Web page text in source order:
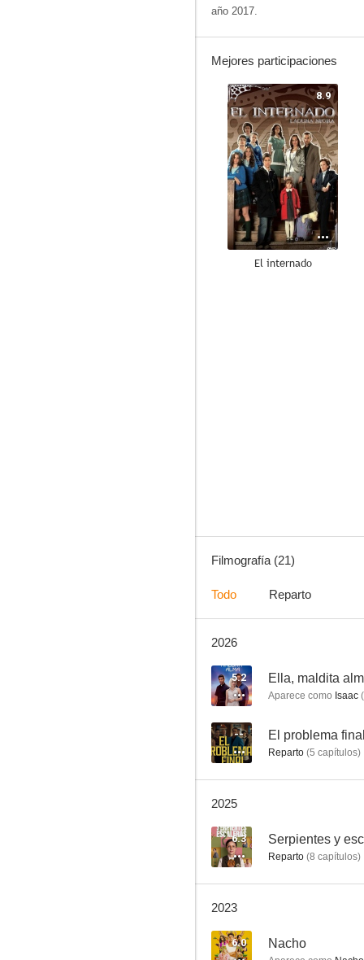
año 2017.
Mejores participaciones
8.9
El internado
7.0
Martínez y Hermanos
6.4
Filmografía (21)
Todo Reparto
2026
5.2 Ella, maldita
Aparece como Isaac (
-- El problema
Reparto (5 capítulos)
2025
6.3 Serpientes y
Reparto (8 capítulos)
2023
6.0 Nacho